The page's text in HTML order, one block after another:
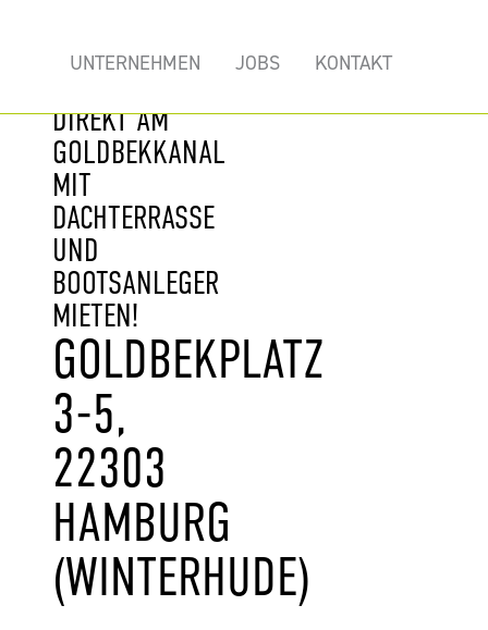
UNTERNEHMEN JOBS KONTAKT
VON
DIREKT AM
GOLDBEKKANAL
MIT
DACHTERRASSE
UND
BOOTSANLEGER
MIETEN!
GOLDBEKPLATZ
3-5,
22303
HAMBURG
(WINTERHUDE)